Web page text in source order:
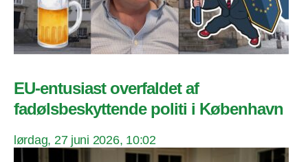
EU-entusiast overfaldet af
fadølsbeskyttende politi i København
lørdag, 27 juni 2026, 10:02